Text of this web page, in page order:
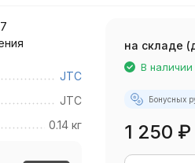
JTC
JTC
0.14 кг
на складе
В наличии
Бонусных
1 250 ₽